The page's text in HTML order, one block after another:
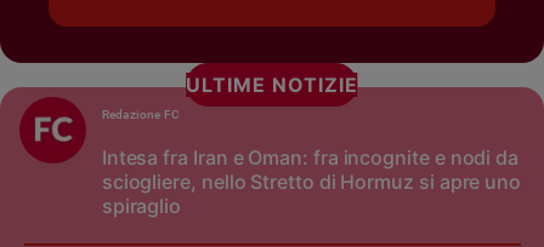
ULTIME NOTIZIE
Intesa fra Iran e Oman: fra incognite e nodi da
sciogliere, nello Stretto di Hormuz si apre uno
spiraglio
Redazione FC